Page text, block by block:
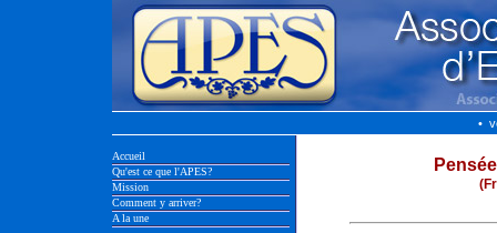
•
Accueil
Qu'est ce que l'APES?
Mission
Comment y arriver?
A la une